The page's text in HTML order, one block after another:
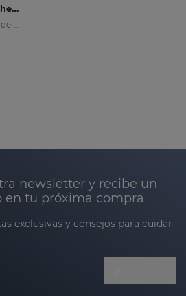
HIDRADERM TRX Leche Corporal
newsletter y recibe un
en tu próxima compra
exclusivas y consejos para cuidar